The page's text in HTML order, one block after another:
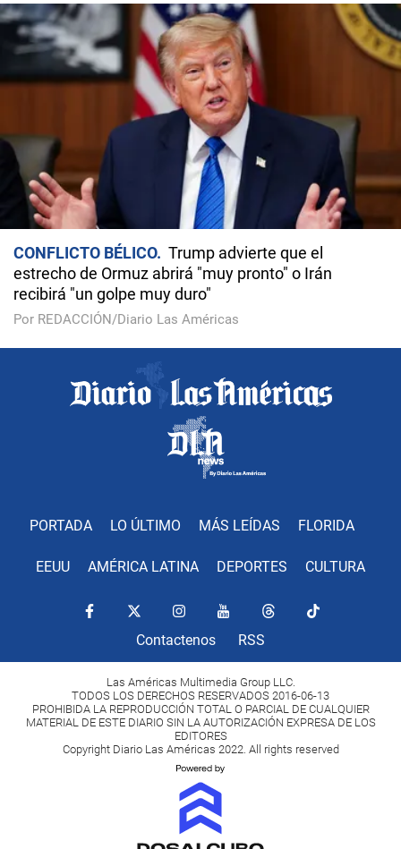
CONFLICTO BÉLICO
Trump advierte que el
estrecho de Ormuz abrirá "muy pronto" o Irán
recibirá "un golpe muy duro"
Por REDACCIÓN/Diario Las Américas
PORTADA LO ÚLTIMO MÁS LEÍDAS FLORIDA
EEUU AMÉRICA LATINA DEPORTES CULTURA
Contactenos RSS
Las Américas Multimedia Group LLC.
TODOS LOS DERECHOS RESERVADOS 2016-06-13
PROHIBIDA LA REPRODUCCIÓN TOTAL O PARCIAL DE CUALQUIER
MATERIAL DE ESTE DIARIO SIN LA AUTORIZACIÓN EXPRESA DE LOS
EDITORES
Copyright Diario Las Américas 2022. All rights reserved